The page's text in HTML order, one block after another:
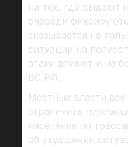
на тех, где выдают
очереди
сказывается не
ситуации на
атаки влияют и на
ВС РФ.
Местные власти
ограничить
населения по
об ухудшении